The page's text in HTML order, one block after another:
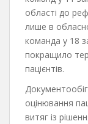
області до
лише в
команда у 18
покращило
пацієнтів.
оцінювання
витяг із